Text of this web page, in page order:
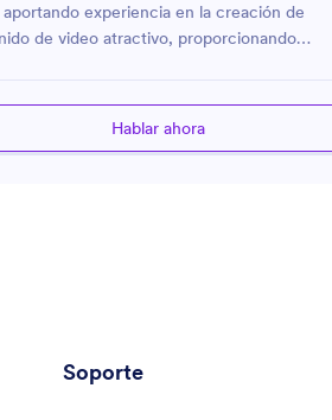
experiencia en la creación de
de video atractivo, proporcionando
trabajando en un video promocional, un
o contenido para redes sociales, el
Hablar ahora
Soporte